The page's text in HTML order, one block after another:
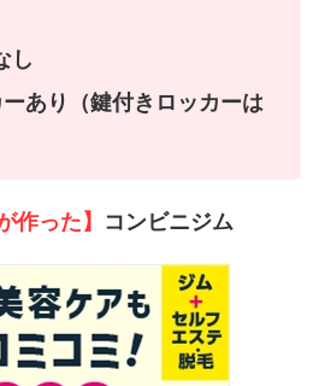
し
あり（鍵付きロッカーは
作った】 コンビニジム